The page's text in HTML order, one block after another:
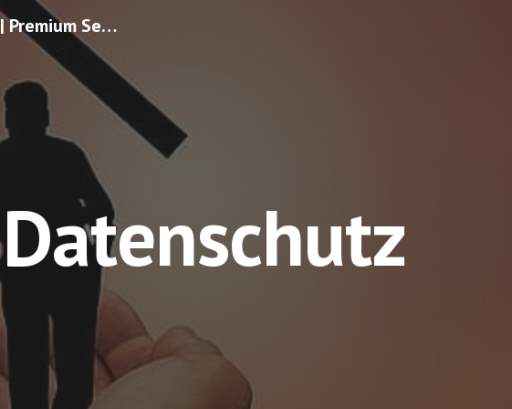
to main contentPremium Seniorenservice | Premium Seniorenbetreuung | Pflegeorganisation | Alltagsgestaltung
Datenschutz